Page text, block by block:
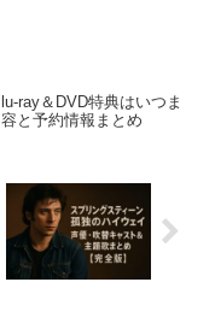
＆DVD特典はいつま
と予約情報まとめ